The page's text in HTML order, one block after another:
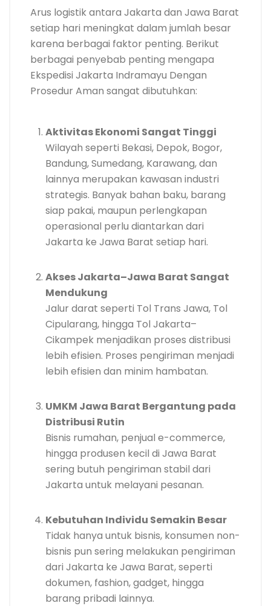
Arus logistik antara Jakarta dan Jawa Barat
setiap hari meningkat dalam jumlah besar
karena berbagai faktor penting. Berikut
berbagai penyebab penting mengapa
Ekspedisi Jakarta Indramayu Dengan
Prosedur Aman sangat dibutuhkan:
Aktivitas Ekonomi Sangat Tinggi
Wilayah seperti Bekasi, Depok, Bogor,
Bandung, Sumedang, Karawang, dan
lainnya merupakan kawasan industri
strategis. Banyak bahan baku, barang
siap pakai, maupun perlengkapan
operasional perlu diantarkan dari
Jakarta ke Jawa Barat setiap hari.
Akses Jakarta–Jawa Barat Sangat
Mendukung
Jalur darat seperti Tol Trans Jawa, Tol
Cipularang, hingga Tol Jakarta–
Cikampek menjadikan proses distribusi
lebih efisien. Proses pengiriman menjadi
lebih efisien dan minim hambatan.
UMKM Jawa Barat Bergantung pada
Distribusi Rutin
Bisnis rumahan, penjual e-commerce,
hingga produsen kecil di Jawa Barat
sering butuh pengiriman stabil dari
Jakarta untuk melayani pesanan.
Kebutuhan Individu Semakin Besar
Tidak hanya untuk bisnis, konsumen non-
bisnis pun sering melakukan pengiriman
dari Jakarta ke Jawa Barat, seperti
dokumen, fashion, gadget, hingga
barang pribadi lainnya.